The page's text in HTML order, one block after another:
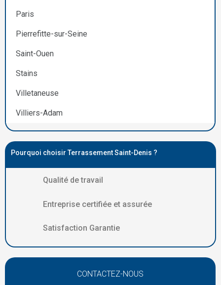
Paris
Pierrefitte-sur-Seine
Saint-Ouen
Stains
Villetaneuse
Villiers-Adam
Pourquoi choisir Terrassement Saint-Denis ?
Qualité de travail
Entreprise certifiée et assurée
Satisfaction Garantie
CONTACTEZ-NOUS